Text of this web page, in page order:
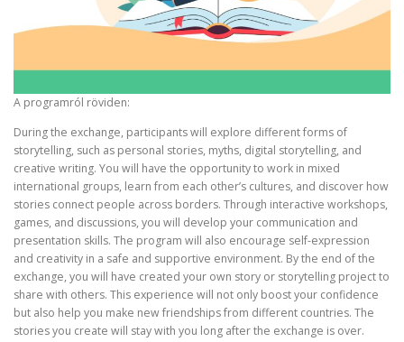
A programról röviden:
During the exchange, participants will explore different forms of
storytelling, such as personal stories, myths, digital storytelling, and
creative writing. You will have the opportunity to work in mixed
international groups, learn from each other’s cultures, and discover how
stories connect people across borders. Through interactive workshops,
games, and discussions, you will develop your communication and
presentation skills. The program will also encourage self-expression
and creativity in a safe and supportive environment. By the end of the
exchange, you will have created your own story or storytelling project to
share with others. This experience will not only boost your confidence
but also help you make new friendships from different countries. The
stories you create will stay with you long after the exchange is over.